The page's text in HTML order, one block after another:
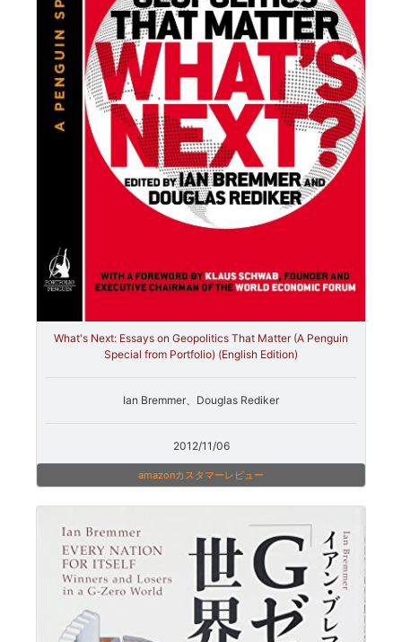
What's Next: Essays on Geopolitics That Matter (A Penguin
Special from Portfolio) (English Edition)
Ian Bremmer、Douglas Rediker
2012/11/06
amazonカスタマーレビュー